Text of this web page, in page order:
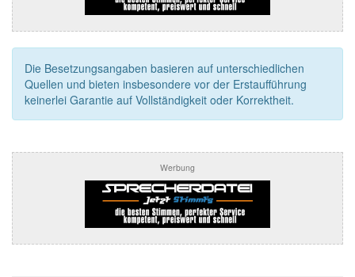
Die Besetzungsangaben basieren auf unterschiedlichen
Quellen und bieten insbesondere vor der Erstaufführung
keinerlei Garantie auf Vollständigkeit oder Korrektheit.
Werbung